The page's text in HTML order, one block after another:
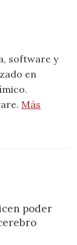
software y
en
Más
poder